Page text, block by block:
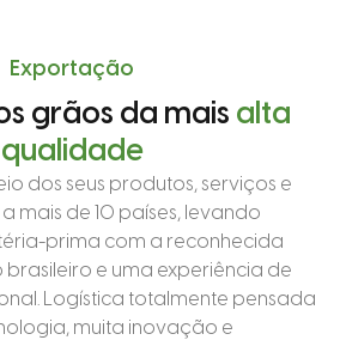
Exportação
grãos da mais alta
qualidade
dos seus produtos, serviços e
mais de 10 países, levando
prima com a reconhecida
e uma experiência de
Logística totalmente pensada
muita inovação e